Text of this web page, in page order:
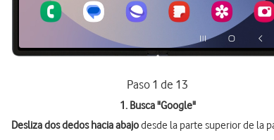
Paso 1 de 13
1. Busca "Google"
Desliza dos dedos hacia abajodesde la parte superior de la